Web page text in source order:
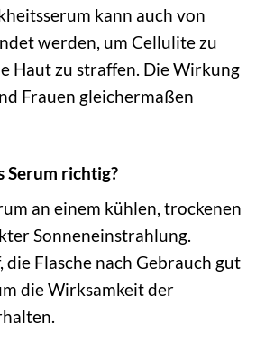
kann auch von
werden, um Cellulite zu
Haut zu straffen. Die Wirkung
Frauen gleichermaßen
Serum richtig?
an einem kühlen, trockenen
Sonneneinstrahlung.
die Flasche nach Gebrauch gut
die Wirksamkeit der